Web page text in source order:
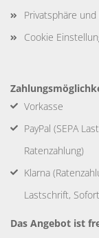
Privatsphäre
Cookie
Vorkasse
PayPal (SEPA
Ratenzahlung)
Klarna
Lastschrift,
Das Angebot ist